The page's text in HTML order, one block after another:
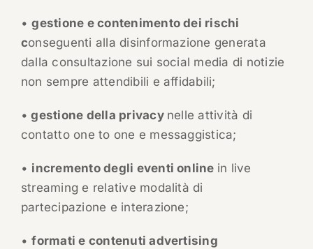
•gestione e contenimento dei rischi
conseguenti alla disinformazione generata
dalla consultazione sui social media di notizie
non sempre attendibili e affidabili;
• gestione della privacy nelle attività di
contatto one to one e messaggistica;
• incremento degli eventi online in live
streaming e relative modalità di
partecipazione e interazione;
•formati e contenuti advertising